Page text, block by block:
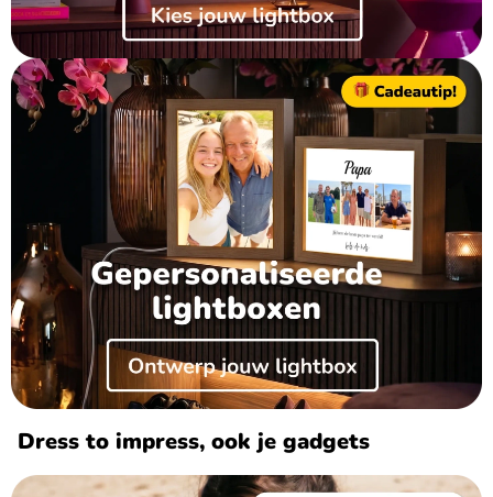
Dress to impress, ook je gadgets